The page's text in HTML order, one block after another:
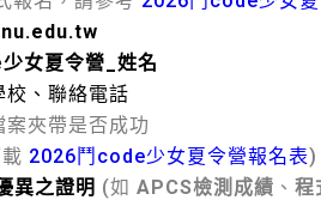
女夏令營_姓名
校、聯絡電話
案夾帶是否成功
2026鬥code少女夏令營報名表)
異之證明 (如 APCS檢測成績 、 程